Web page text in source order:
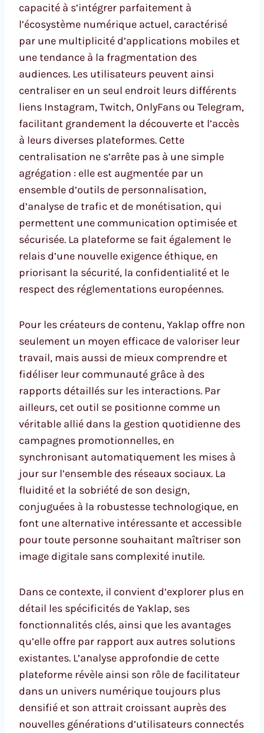
capacité à s’intégrer parfaitement à
l’écosystème numérique actuel, caractérisé
par une multiplicité d’applications mobiles et
une tendance à la fragmentation des
audiences. Les utilisateurs peuvent ainsi
centraliser en un seul endroit leurs différents
liens Instagram, Twitch, OnlyFans ou Telegram,
facilitant grandement la découverte et l’accès
à leurs diverses plateformes. Cette
centralisation ne s’arrête pas à une simple
agrégation : elle est augmentée par un
ensemble d’outils de personnalisation,
d’analyse de trafic et de monétisation, qui
permettent une communication optimisée et
sécurisée. La plateforme se fait également le
relais d’une nouvelle exigence éthique, en
priorisant la sécurité, la confidentialité et le
respect des réglementations européennes.
Pour les créateurs de contenu, Yaklap offre non
seulement un moyen efficace de valoriser leur
travail, mais aussi de mieux comprendre et
fidéliser leur communauté grâce à des
rapports détaillés sur les interactions. Par
ailleurs, cet outil se positionne comme un
véritable allié dans la gestion quotidienne des
campagnes promotionnelles, en
synchronisant automatiquement les mises à
jour sur l’ensemble des réseaux sociaux. La
fluidité et la sobriété de son design,
conjuguées à la robustesse technologique, en
font une alternative intéressante et accessible
pour toute personne souhaitant maîtriser son
image digitale sans complexité inutile.
Dans ce contexte, il convient d’explorer plus en
détail les spécificités de Yaklap, ses
fonctionnalités clés, ainsi que les avantages
qu’elle offre par rapport aux autres solutions
existantes. L’analyse approfondie de cette
plateforme révèle ainsi son rôle de facilitateur
dans un univers numérique toujours plus
densifié et son attrait croissant auprès des
nouvelles générations d’utilisateurs connectés